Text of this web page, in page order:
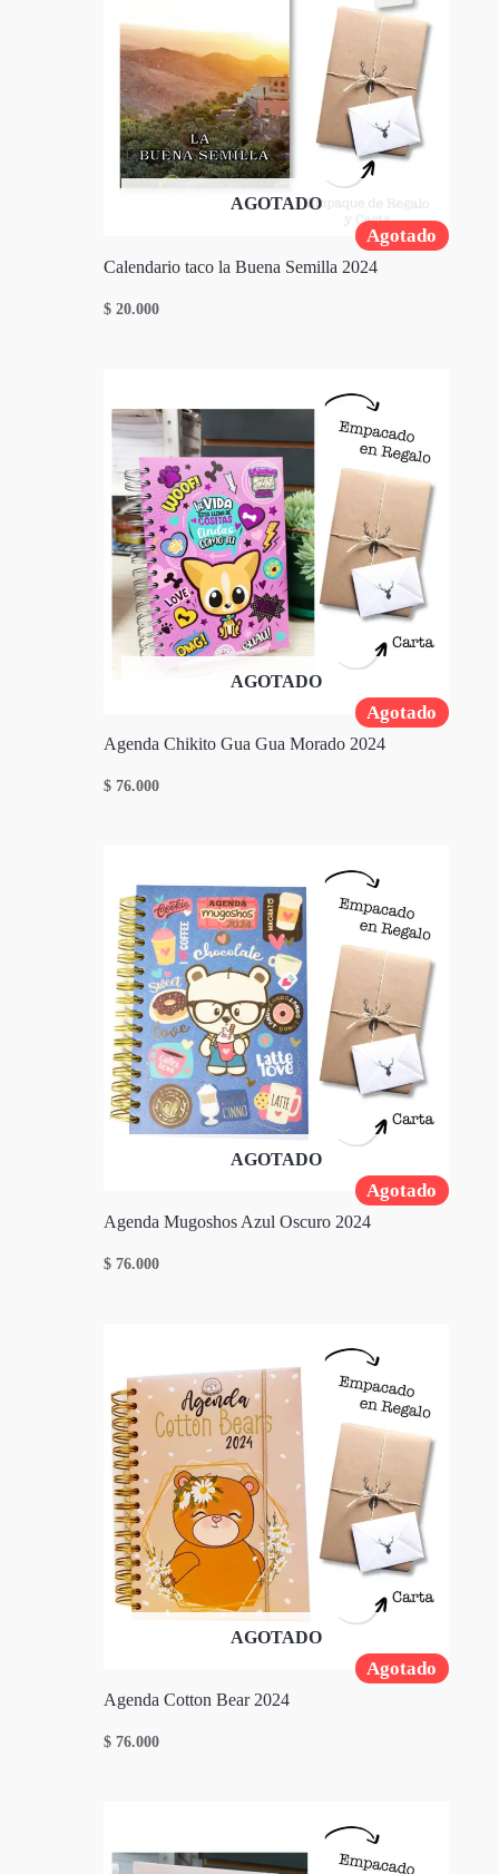
Agotado
AGOTADO
Calendario taco la Buena Semilla 2024
$ 20.000
Agotado
AGOTADO
Agenda Chikito Gua Gua Morado 2024
$ 76.000
Agotado
AGOTADO
Agenda Mugoshos Azul Oscuro 2024
$ 76.000
Agotado
AGOTADO
Agenda Cotton Bear 2024
$ 76.000